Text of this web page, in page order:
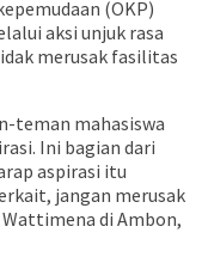
(OKP)
aksi unjuk rasa
merusak fasilitas
teman mahasiswa
Ini bagian dari
aspirasi itu
jangan merusak
di Ambon,